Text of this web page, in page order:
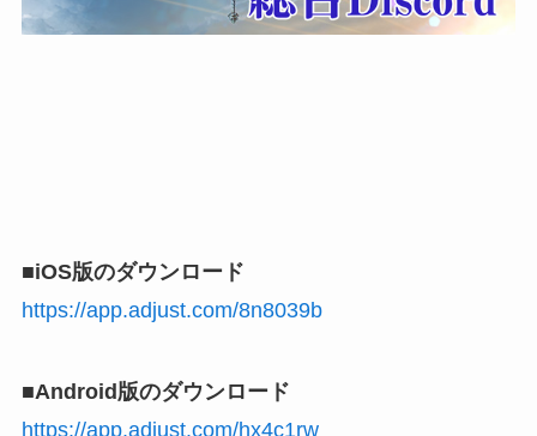
■iOS版のダウンロード
https://app.adjust.com/8n8039b
■Android版のダウンロード
https://app.adjust.com/hx4c1rw